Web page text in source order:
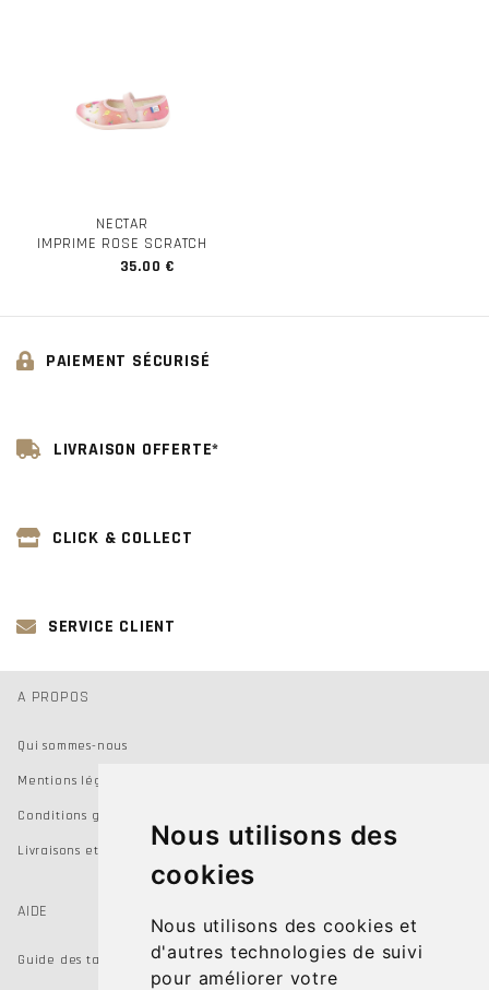
Nous utilisons des
cookies
Nous utilisons des cookies et
d'autres technologies de suivi
pour améliorer votre
NECTAR
IMPRIME ROSE SCRATCH
35.00 €
PAIEMENT SÉCURISÉ
LIVRAISON OFFERTE*
CLICK & COLLECT
SERVICE CLIENT
A PROPOS
Qui sommes-nous
Mentions légales
Conditions générales de vente
Livraisons et Retours
AIDE
Guide des tailles